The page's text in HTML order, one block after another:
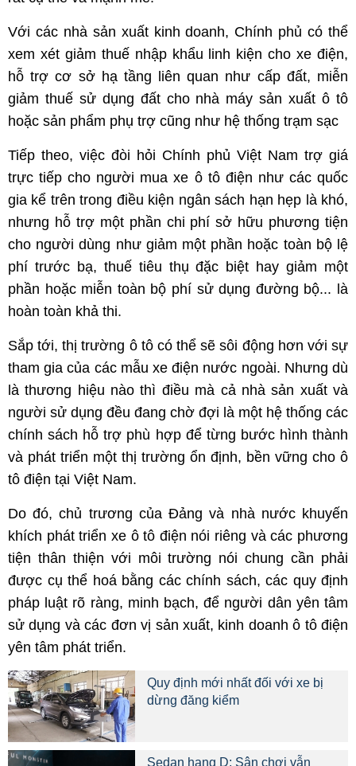
Với các nhà sản xuất kinh doanh, Chính phủ có thể
xem xét giảm thuế nhập khẩu linh kiện cho xe điện,
hỗ trợ cơ sở hạ tầng liên quan như cấp đất, miễn
giảm thuế sử dụng đất cho nhà máy sản xuất ô tô
hoặc sản phẩm phụ trợ cũng như hệ thống trạm sạc
Tiếp theo, việc đòi hỏi Chính phủ Việt Nam trợ giá
trực tiếp cho người mua xe ô tô điện như các quốc
gia kể trên trong điều kiện ngân sách hạn hẹp là khó,
nhưng hỗ trợ một phần chi phí sở hữu phương tiện
cho người dùng như giảm một phần hoặc toàn bộ lệ
phí trước bạ, thuế tiêu thụ đặc biệt hay giảm một
phần hoặc miễn toàn bộ phí sử dụng đường bộ... là
hoàn toàn khả thi.
Sắp tới, thị trường ô tô có thể sẽ sôi động hơn với sự
tham gia của các mẫu xe điện nước ngoài. Nhưng dù
là thương hiệu nào thì điều mà cả nhà sản xuất và
người sử dụng đều đang chờ đợi là một hệ thống các
chính sách hỗ trợ phù hợp để từng bước hình thành
và phát triển một thị trường ổn định, bền vững cho ô
tô điện tại Việt Nam.
Do đó, chủ trương của Đảng và nhà nước khuyến
khích phát triển xe ô tô điện nói riêng và các phương
tiện thân thiện với môi trường nói chung cần phải
được cụ thể hoá bằng các chính sách, các quy định
pháp luật rõ ràng, minh bạch, để người dân yên tâm
sử dụng và các đơn vị sản xuất, kinh doanh ô tô điện
yên tâm phát triển.
Quy định mới nhất đối với xe bị
dừng đăng kiểm
Sedan hạng D: Sân chơi vẫn